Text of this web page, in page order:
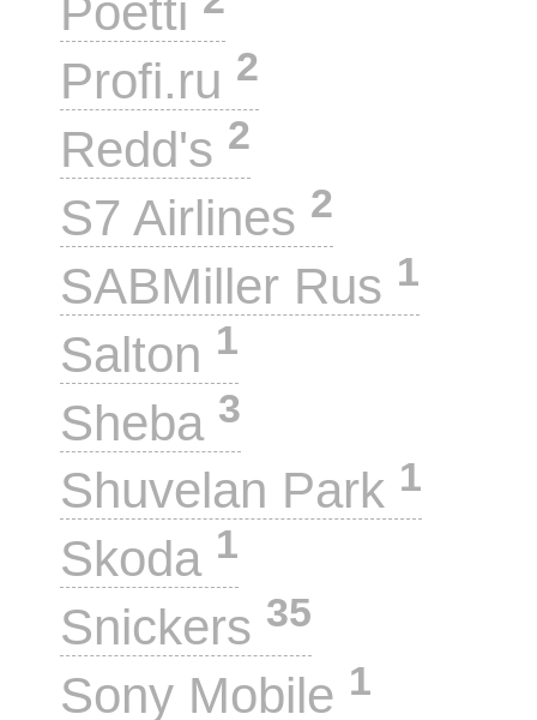
Poetti
Profi.ru 2
Redd's 2
S7 Airlines 2
SABMiller Rus 1
Salton 1
Sheba 3
Shuvelan Park 1
Skoda 1
Snickers 35
Sony Mobile 1